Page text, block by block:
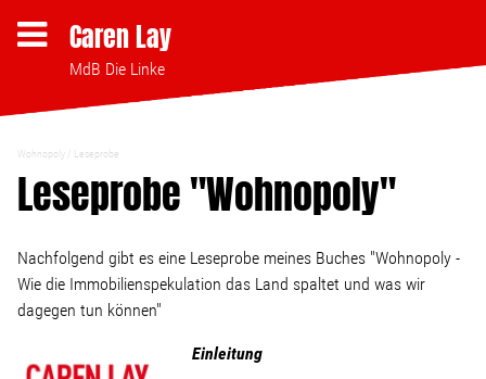
Caren Lay
MdB Die Linke
Themen
Strukturwandel
Wohnopoly Leseprobe
Leseprobe "Wohnopoly"
Nachfolgend gibt es eine Leseprobe meines Buches "Wohnopoly -
Wie die Immobilienspekulation das Land spaltet und was wir
dagegen tun können"
Einleitung